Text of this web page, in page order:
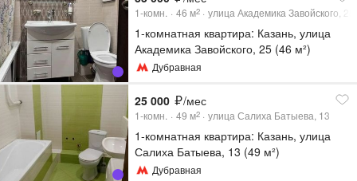
1-комн. 46 м2 улица Академика Завойского, 25
1-комнатная квартира: Казань, улица
Академика Завойского, 25 (46 м²)
Дубравная
25 000 /мес
1-комн. 49 м2 улица Салиха Батыева, 13
1-комнатная квартира: Казань, улица
Салиха Батыева, 13 (49 м²)
Дубравная